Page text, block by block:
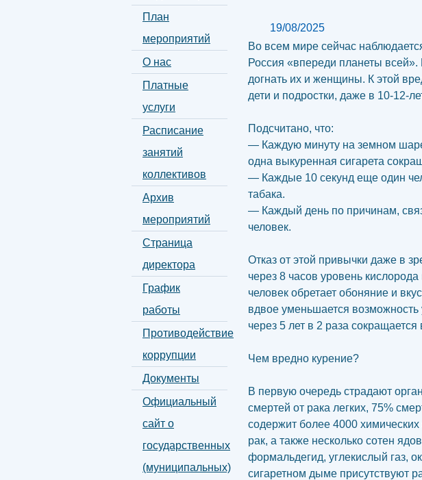
План
мероприятий
О нас
Платные
услуги
Расписание
занятий
коллективов
Архив
мероприятий
Страница
директора
График
работы
Противодействие
коррупции
Документы
Официальный
сайт о
государственных
(муниципальных)
19/08/2025
Во всем мире сейчас
Россия «впереди планеты
догнать их и женщины. К этой
дети и подростки, даже в 10-12-
Подсчитано, что:
— Каждую минуту на земном
одна выкуренная сигарета
— Каждые 10 секунд еще один
табака.
— Каждый день по причинам,
человек.
Отказ от этой привычки даже в
через 8 часов уровень
человек обретает обоняние и
вдвое уменьшается
через 5 лет в 2 раза сокращается
Чем вредно курение?
В первую очередь страдают
смертей от рака легких, 75%
содержит более 4000
рак, а также несколько сотен
формальдегид, углекислый газ,
сигаретном дыме присутствуют